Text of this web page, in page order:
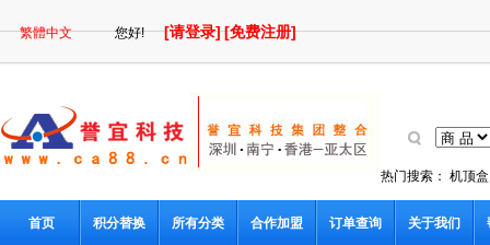
繁體中文 您好![请登录][免费注册]
热门搜索： 机顶盒
首页 积分替换 所有分类 合作加盟 订单查询 关于我们